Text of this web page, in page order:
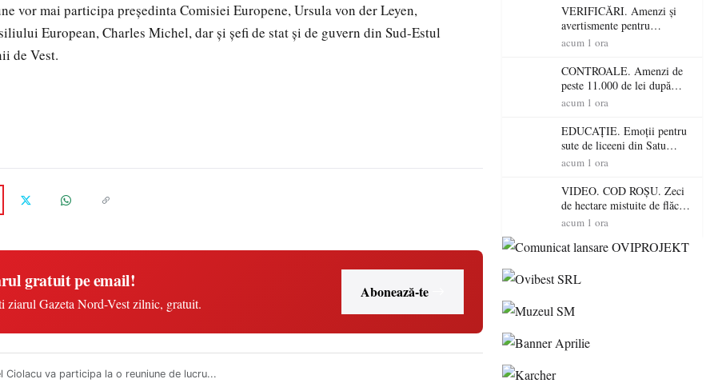
vor mai participa președinta Comisiei Europene, Ursula von der Leyen,
European, Charles Michel, dar și șefi de stat și de guvern din Sud-Estul
de Vest.
gratuit pe email!
ziarul Gazeta Nord-Vest zilnic, gratuit.
Abonează-te
Ciolacu va participa la o reuniune de lucru...
avertismente clare pentru
suporteri
VERIFICĂRI. Amenzi și
avertismente pentru
crescătorii de animale din
controale în toate
gospodăriile și face apel la
respectarea legii
acum 1 ora
CONTROALE. Amenzi de
peste 11.000 de lei după
controalele DSVSA Satu
cantină, sancționate pentru
nereguli
acum 1 ora
EDUCAȚIE. Emoții pentru
sute de liceeni din Satu
Mare! Începe BAC-ul de
acum 1 ora
VIDEO. COD ROȘU. Zeci
de hectare mistuite de flăcări
în Satu Mare! Pompierii au
contracronometru pentru a
acum 1 ora